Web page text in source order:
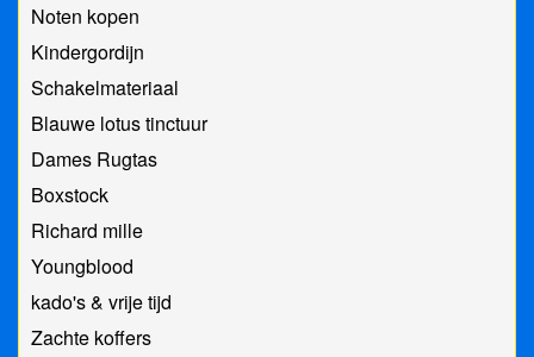
Noten kopen
Kindergordijn
Schakelmateriaal
Blauwe lotus tinctuur
Dames Rugtas
Boxstock
Richard mille
Youngblood
kado's & vrije tijd
Zachte koffers